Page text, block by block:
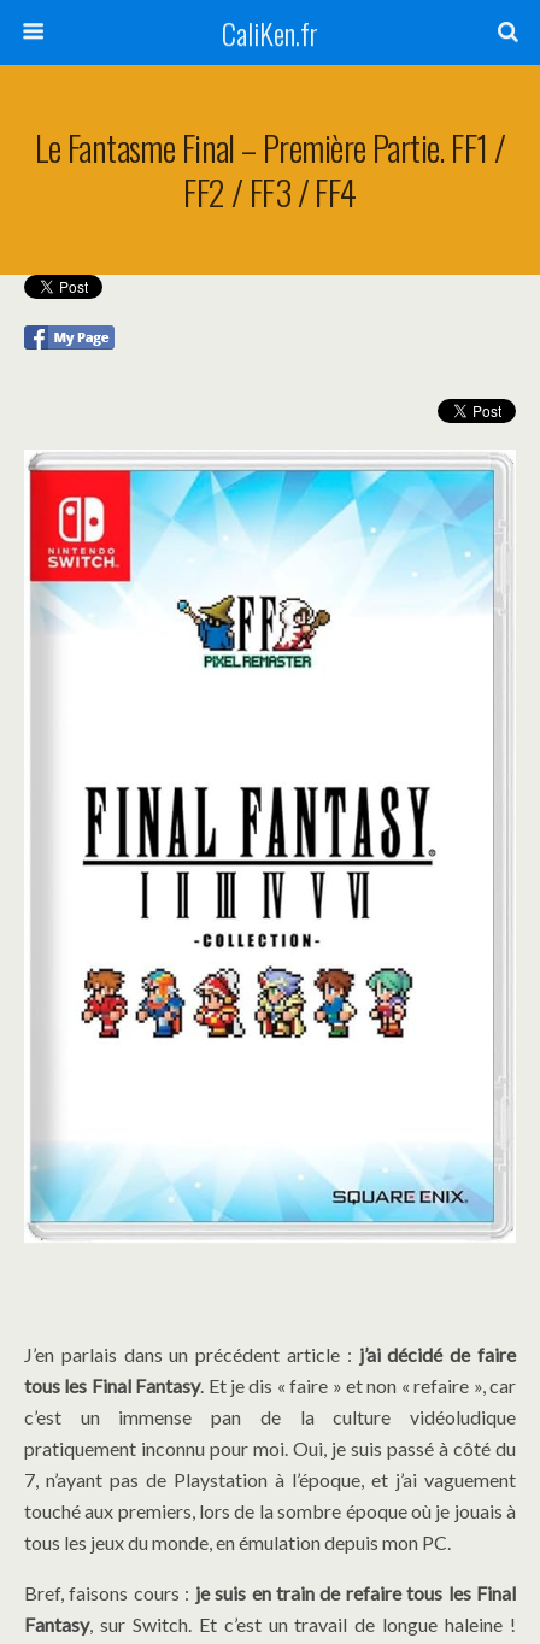
CaliKen.fr
Le Fantasme Final – Première Partie. FF1 /
FF2 / FF3 / FF4
J’en parlais dans un précédent article : j’ai décidé de faire
tous les Final Fantasy. Et je dis « faire » et non « refaire », car
c’est un immense pan de la culture vidéoludique
pratiquement inconnu pour moi. Oui, je suis passé à côté du
7, n’ayant pas de Playstation à l’époque, et j’ai vaguement
touché aux premiers, lors de la sombre époque où je jouais à
tous les jeux du monde, en émulation depuis mon PC.
Bref, faisons cours : je suis en train de refaire tous les Final
Fantasy, sur Switch. Et c’est un travail de longue haleine !